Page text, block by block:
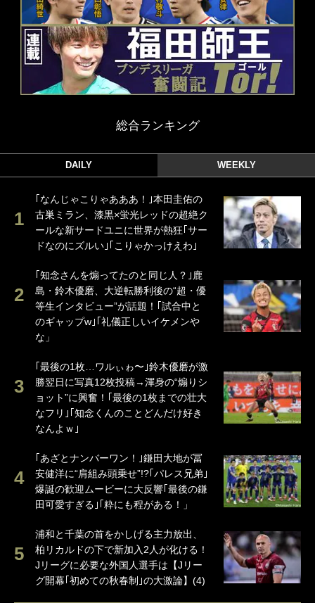
総合ランキング
DAILY WEEKLY
｢なんじゃこりゃあああ！｣本田圭佑の
古巣ミラン、漆黒×蛍光レッドの超絶ク
ールな新サードユニに世界が熱狂｢サー
ドなのにズルい｣｢こりゃかっけえわ｣
｢知念さんを煽ってたのと同じ人？｣鹿
島・鈴木優磨、大逆転勝利後の“超・優
等生インタビュー”が話題！｢試合中と
のギャップw｣｢礼儀正しいイケメンや
な」
｢最後の1枚…ワルぃゎ〜｣鈴木優磨が激
勝翌日に写真12枚投稿→渾身の“煽りシ
ョット”に興奮！｢最後の1枚までの壮大
なフリ｣｢知念くんのことどんだけ好き
なんよｗ｣
｢あざとナンバーワン！｣鎌田大地が冨
安健洋に“肩組み頭乗せ”!?｢パレス兄弟｣
爆誕の歓迎ムービーに大反響｢最後の鎌
田可愛すぎる｣｢粋にも程がある！」
浦和と千葉の首をかしげる主力放出、
柏リカルドの下で新加入2人が化ける！
Jリーグに必要な外国人選手は【Jリー
グ開幕｢初めての秋春制｣の大激論】(4)